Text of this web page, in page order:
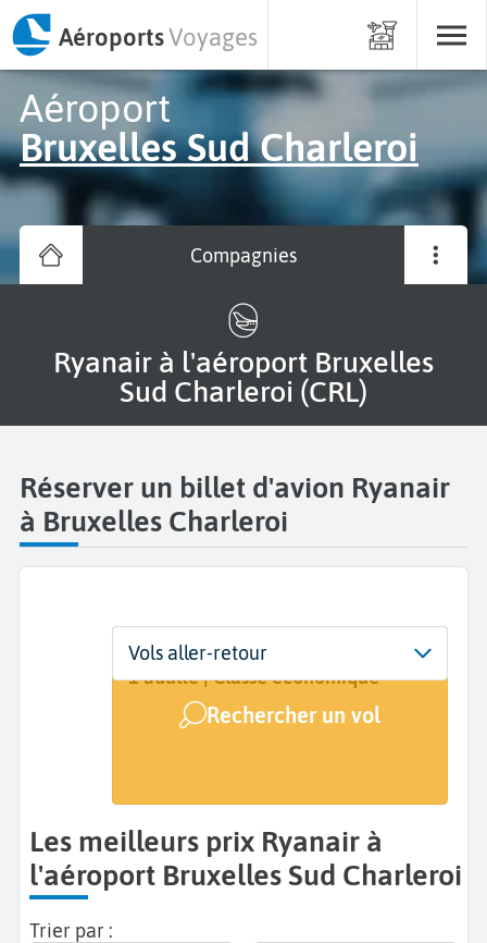
AéroportsVoyages
Aéroport
Bruxelles Sud Charleroi
Compagnies
Ryanair à l'aéroport Bruxelles
Sud Charleroi (CRL)
Réserver un billet d'avion Ryanair
à Bruxelles Charleroi
Départ
Bruxelles Sud Charleroi (CRL)
Dates
Dates de votre voyage
Voyageurs | Classe
1 adulte | Classe économique
Rechercher un vol
Vols aller-retour
Les meilleurs prix Ryanair à
l'aéroport Bruxelles Sud Charleroi
Trier par :